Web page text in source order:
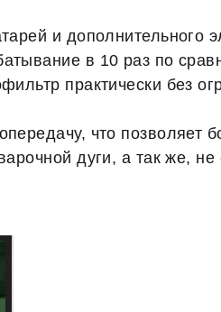
и дополнительного
в 10 раз по
практически без
что позволяет
дуги, а так же,